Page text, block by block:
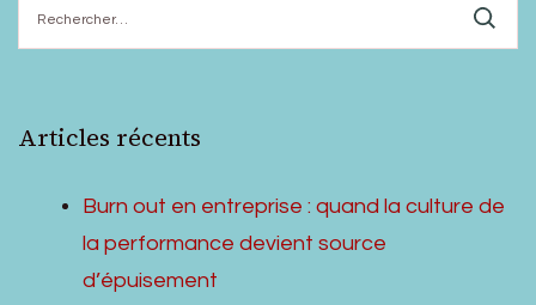
Articles récents
Burn out en entreprise : quand la culture de
la performance devient source
d’épuisement